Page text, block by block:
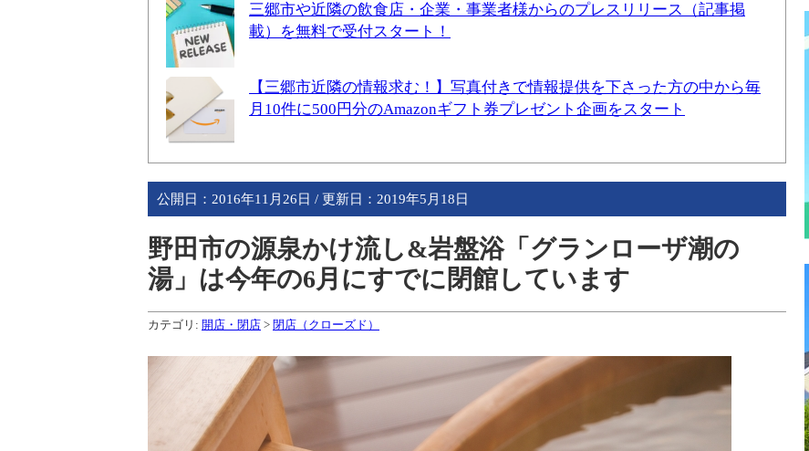
三郷市や近隣の飲食店・企業・事業者様からのプレスリリース（記事掲
載）を無料で受付スタート！
【三郷市近隣の情報求む！】写真付きで情報提供を下さった方の中から毎
月10件に500円分のAmazonギフト券プレゼント企画をスタート
公開日： 2016年11月26日 / 更新日： 2019年5月18日
野田市の源泉かけ流し&岩盤浴「グランローザ潮の
湯」は今年の6月にすでに閉館しています
カテゴリ: 開店・閉店 > 閉店（クローズド）